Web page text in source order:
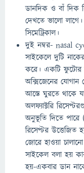
ডানদিক ও বাঁ দিক
দেখতে ভালো
সিমেট্রিকাল।
দুই নম্বর- nasal
সাইকেলে দুটি
করে। একটি ফুটোর
অক্সিজেনের
আস্তে ঘুরতে থাকে
অলফ্যাক্টরি
অনুভূতি দিতে পারে
রিসেপ্টর উত্তেজিত
জোরে হাওয়া
সাইকেল বলা হয়
হয়-একবার ডান